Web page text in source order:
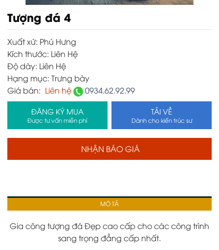
Tượng đá 4
Xuất xứ: Phú Hưng
Kích thước: Liên Hệ
Độ dày: Liên Hệ
Hạng mục: Trưng bày
Giá bán: Liên hệ 0934.62.92.99
ĐĂNG KÝ MUA
Được tư vấn miễn phí
TẢI VỀ
Dành cho kiến trúc sư
NHẬN BÁO GIÁ
MÔ TẢ
Gia công tượng đá Đẹp cao cấp cho các công trình
sang trọng đẳng cấp nhất.